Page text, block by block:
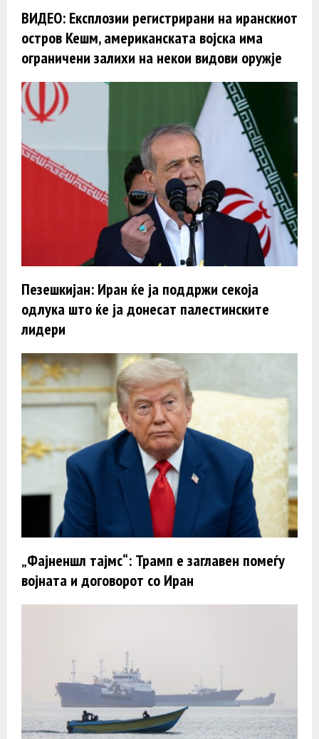
ВИДЕО: Експлозии регистрирани на иранскиот
остров Кешм, американската војска има
ограничени залихи на некои видови оружје
Пезешкијан: Иран ќе ја поддржи секоја
одлука што ќе ја донесат палестинските
лидери
„Фајненшл тајмс“: Трамп e заглавен помеѓу
војната и договорот со Иран